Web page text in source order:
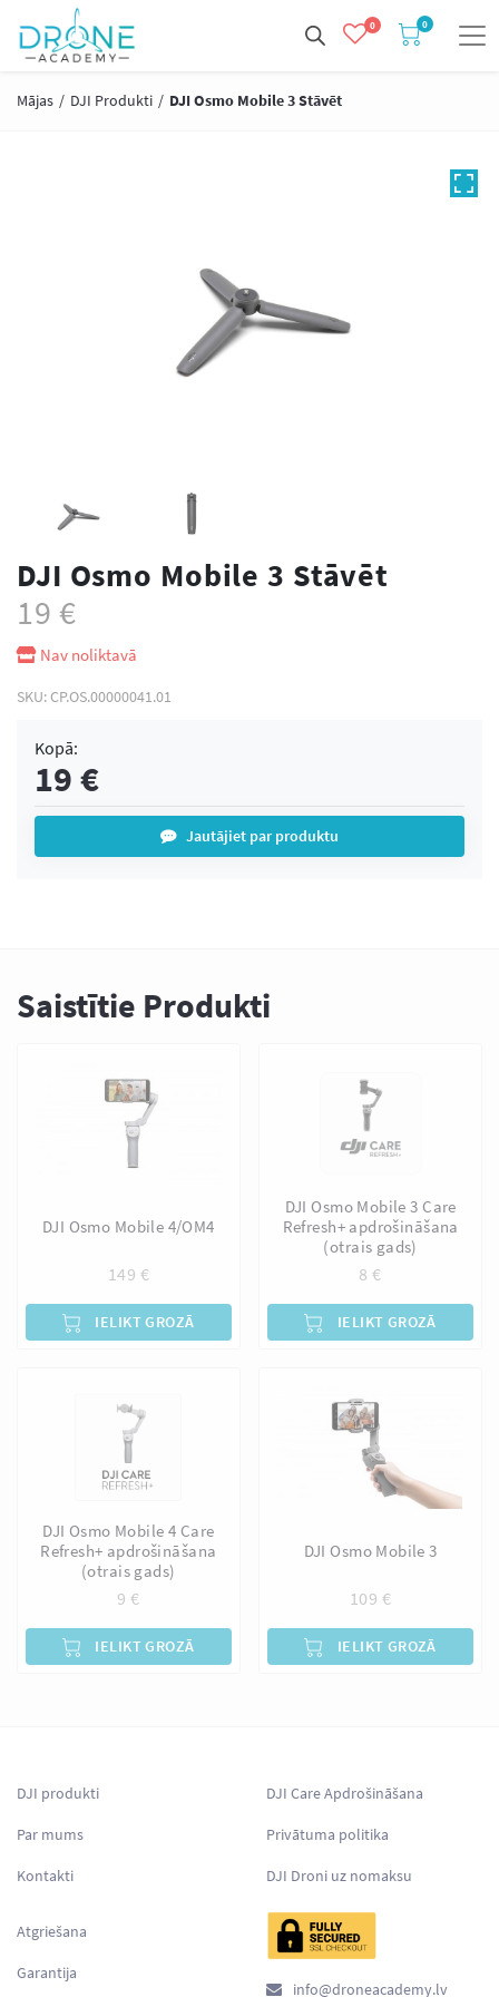
0 0
Mājas / DJI Produkti / DJI Osmo Mobile 3 Stāvēt
DJI Osmo Mobile 3 Stāvēt
19 €
Nav noliktavā
SKU: CP.OS.00000041.01
Kopā:
19 €
Jautājiet par produktu
Saistītie Produkti
DJI Osmo Mobile 4/OM4
149 €
IELIKT GROZĀ
DJI Osmo Mobile 3 Care
Refresh+ apdrošināšana
(otrais gads)
8€
IELIKT GROZĀ
DJI Osmo Mobile 4 Care
Refresh+ apdrošināšana
(otrais gads)
9€
IELIKT GROZĀ
DJI Osmo Mobile 3
109 €
IELIKT GROZĀ
DJI produkti
Par mums
Kontakti
DJI Care Apdrošināšana
Privātuma politika
DJI Droni uz nomaksu
Atgriešana
Garantija
info@droneacademy.lv